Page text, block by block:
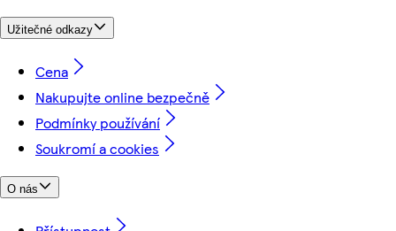
Užitečné odkazy
Cena
Nakupujte online bezpečně
Podmínky používání
Soukromí a cookies
O nás